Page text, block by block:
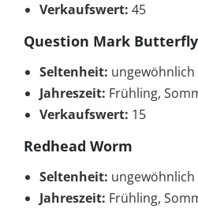
Verkaufswert: 45
Question Mark Butterfly
Seltenheit: ungewöhnlich
Jahreszeit: Frühling,
Verkaufswert: 15
Redhead Worm
Seltenheit: ungewöhnlich
Jahreszeit: Frühling,